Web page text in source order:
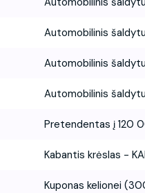
Automobilinis
Automobilinis
Automobilinis
Pretendentas į 120
Kabantis krėslas -
Kuponas kelionei